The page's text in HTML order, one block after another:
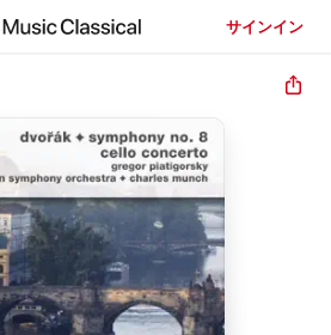
サインイン